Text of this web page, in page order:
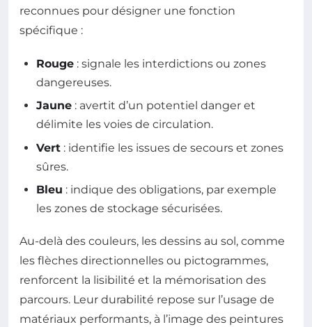
reconnues pour désigner une fonction
spécifique :
Rouge : signale les interdictions ou zones
dangereuses.
Jaune : avertit d’un potentiel danger et
délimite les voies de circulation.
Vert : identifie les issues de secours et zones
sûres.
Bleu : indique des obligations, par exemple
les zones de stockage sécurisées.
Au-delà des couleurs, les dessins au sol, comme
les flèches directionnelles ou pictogrammes,
renforcent la lisibilité et la mémorisation des
parcours. Leur durabilité repose sur l’usage de
matériaux performants, à l’image des peintures